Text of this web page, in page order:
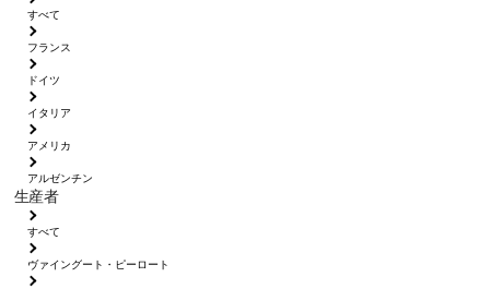
すべて
フランス
ドイツ
イタリア
アメリカ
アルゼンチン
生産者
すべて
ヴァイングート・ピーロート